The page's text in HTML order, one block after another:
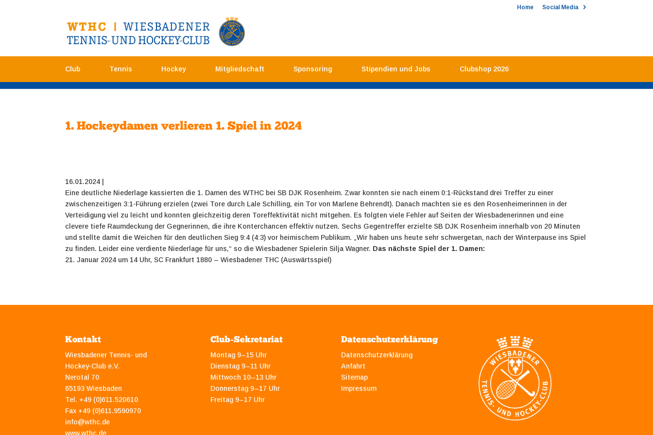
Home Social Media
Club Tennis Hockey Mitgliedschaft Sponsoring Stipendien und Jobs Clubshop 2026
1. Hockeydamen verlieren 1. Spiel in 2024
16.01.2024 |
Eine deutliche Niederlage kassierten die 1. Damen des WTHC bei SB DJK Rosenheim. Zwar konnten sie nach einem 0:1-Rückstand drei Treffer zu einer
zwischenzeitigen 3:1-Führung erzielen (zwei Tore durch Lale Schilling, ein Tor von Marlene Behrendt). Danach machten sie es den Rosenheimerinnen in der
Verteidigung viel zu leicht und konnten gleichzeitig deren Toreffektivität nicht mitgehen. Es folgten viele Fehler auf Seiten der Wiesbadenerinnen und eine
clevere tiefe Raumdeckung der Gegnerinnen, die ihre Konterchancen effektiv nutzen. Sechs Gegentreffer erzielte SB DJK Rosenheim innerhalb von 20 Minuten
und stellte damit die Weichen für den deutlichen Sieg 9:4 (4:3) vor heimischem Publikum. „Wir haben uns heute sehr schwergetan, nach der Winterpause ins Spiel
zu finden. Leider eine verdiente Niederlage für uns,“ so die Wiesbadener Spielerin Silja Wagner. Das nächste Spiel der 1. Damen:
21. Januar 2024 um 14 Uhr, SC Frankfurt 1880 – Wiesbadener THC (Auswärtsspiel)
Kontakt
Wiesbadener Tennis- und
Hockey-Club e.V.
Nerotal 70
65193 Wiesbaden
Tel. +49 (0)611.520610
Fax +49 (0)611.9590970
info@wthc.de
www.wthc.de
Club-Sekretariat
Montag 9–15 Uhr
Dienstag 9–11 Uhr
Mittwoch 10–13 Uhr
Donnerstag 9–17 Uhr
Freitag 9–17 Uhr
Datenschutzerklärung
Datenschutzerklärung
Anfahrt
Sitemap
Impressum